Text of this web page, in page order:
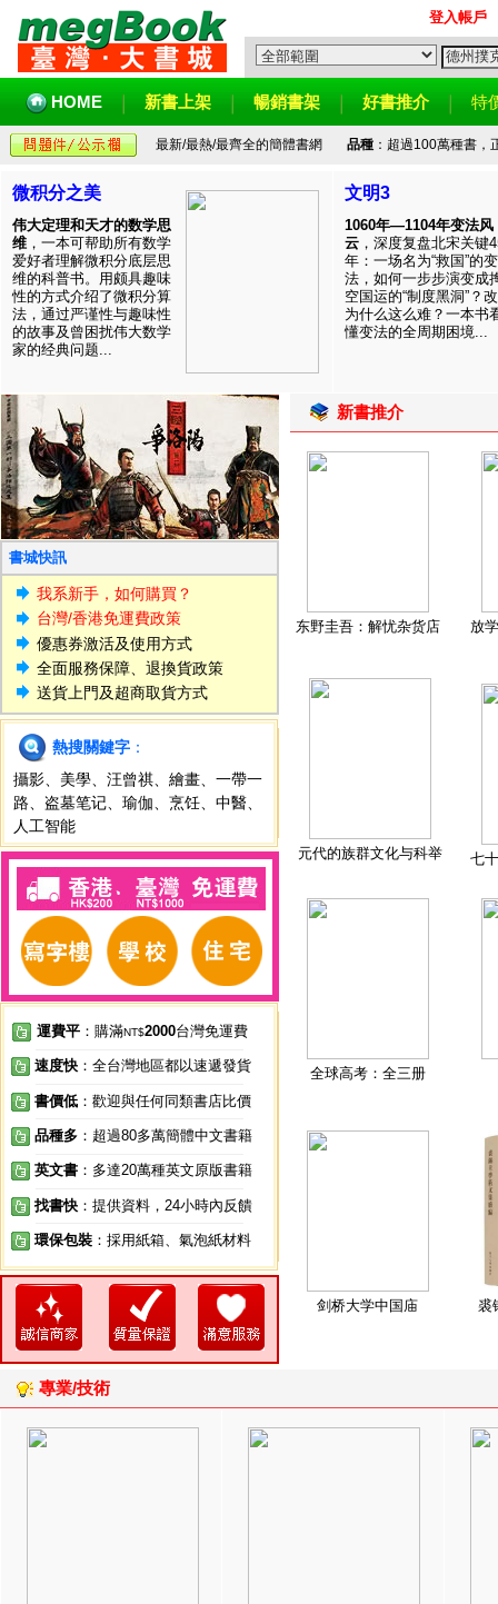
登入帳戶
HOME 新書上架 暢銷書架 好書推介 特
最新/最熱/最齊全的簡體書網 品種：超過100萬種書，
微积分之美
伟大定理和天才的数学思
维 ，一本可帮助所有数学
爱好者理解微积分底层思
维的科普书。用颇具趣味
性的方式介绍了微积分算
法，通过严谨性与趣味性
的故事及曾困扰伟大数学
家的经典问题...
文明3
1060年—1104年变法风
云 ，深度复盘北宋关键
年：一场名为“救国”的变
法，如何一步步演变成
空国运的“制度黑洞”？
为什么这么难？一本书
懂变法的全周期困境...
書城快訊
我系新手，如何購買？
台灣/香港免運費政策
優惠券激活及使用方式
全面服務保障、退換貨政策
送貨上門及超商取貨方式
熱搜關鍵字 ：
攝影
美學 汪曾祺 繪畫
一帶一
路
盗墓笔记 瑜伽 烹饪 中醫
人工智能
運費平 ：購滿NT$2000台灣免運費
速度快 ：全台灣地區都以速遞發貨
書價低 ：歡迎與任何同類書店比價
品種多 ：超過80多萬簡體中文書籍
英文書 ：多達20萬種英文原版書籍
找書快 ：提供資料，24小時內反饋
環保包裝 ：採用紙箱、氣泡紙材料
新書推介
东野圭吾：解忧杂货店 放
元代的族群文化与科举 七
全球高考：全三册
剑桥大学中国庙 裘
專業/技術